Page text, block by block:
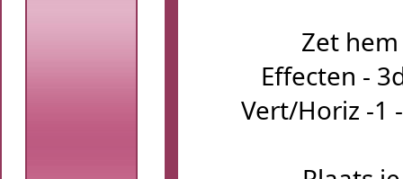
Zet
Effecten -
Vert/Horiz -1